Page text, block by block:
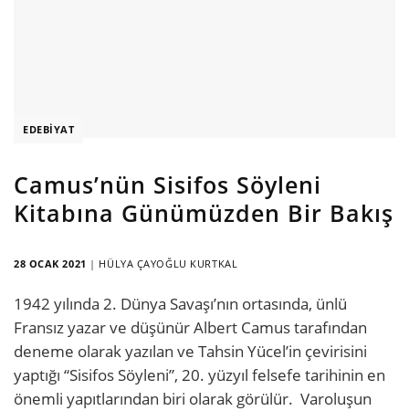
EDEBIYAT
Camus’nün Sisifos Söyleni
Kitabına Günümüzden Bir Bakış
28 OCAK 2021 | HÜLYA ÇAYOĞLU KURTKAL
1942 yılında 2. Dünya Savaşı’nın ortasında, ünlü
Fransız yazar ve düşünür Albert Camus tarafından
deneme olarak yazılan ve Tahsin Yücel’in çevirisini
yaptığı “Sisifos Söyleni”, 20. yüzyıl felsefe tarihinin en
önemli yapıtlarından biri olarak görülür. Varoluşun